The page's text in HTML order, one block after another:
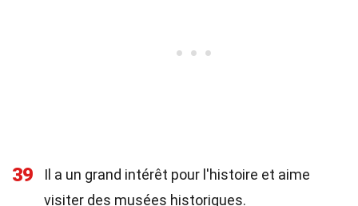
39
Il a un grand intérêt pour l'histoire et aime
visiter des musées historiques.